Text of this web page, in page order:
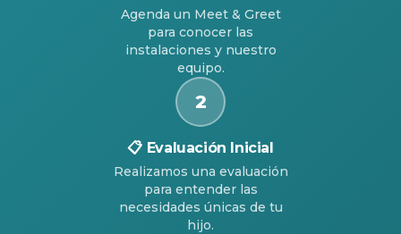
Agenda un Meet & Greet
para conocer las
instalaciones y nuestro
equipo.
2
📋 Evaluación Inicial
Realizamos una evaluación
para entender las
necesidades únicas de tu
hijo.